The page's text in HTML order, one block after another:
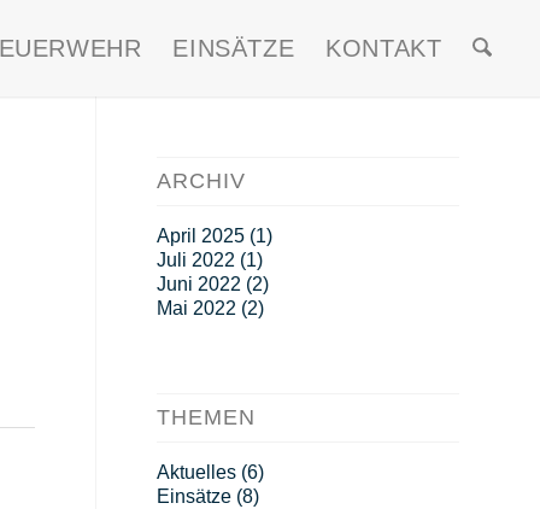
EINSÄTZE KONTAKT
ARCHIV
April 2025(1)
Juli 2022 (1)
Juni 2022 (2)
Mai 2022 (2)
THEMEN
Aktuelles(6)
Einsätze(8)